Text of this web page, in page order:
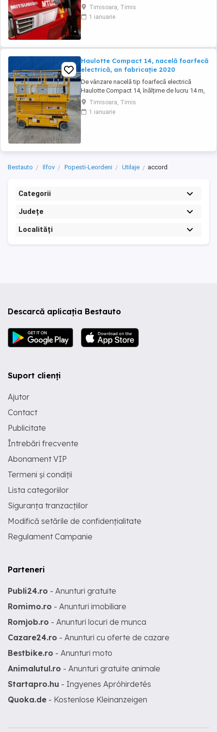
tractor proiectat și fabricat integral în
Japonia, recunoscut pentru fiabilitatea sa
legendară și eficiența în spații restrânse. Ideal
Timisoara, Timis
1 ianuarie
Haulotte Compact 14, nacelă foarfecă
electrică, an fabricație 2020
De vânzare nacelă tip foarfecă electrică
Haulotte Compact 14, înălțime de lucru 14 m,
an fabricație 2020, ore funcționare 570, stare
foarte bună de funcționarepreț 7000 euro
+TVA
Timisoara, Timis
1 ianuarie
Bestauto Ilfov Popesti-Leordeni Utilaje accord
Categorii
Județe
Localități
Descarcă aplicația Bestauto
Suport clienți
Ajutor
Contact
Publicitate
Întrebări frecvente
Abonament VIP
Termeni și condiții
Lista categoriilor
Siguranța tranzacțiilor
Modifică setările de confidențialitate
Regulament Campanie
Parteneri
Publi24.ro - Anunturi gratuite
Romimo.ro - Anunturi imobiliare
Romjob.ro - Anunturi locuri de munca
Cazare24.ro - Anunturi cu oferte de cazare
Bestbike.ro - Anunturi moto
Animalutul.ro - Anunturi gratuite animale
Startapro.hu - Ingyenes Apróhirdetés
Quoka.de - Kostenlose Kleinanzeigen